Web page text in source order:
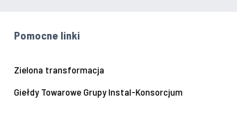
Pomocne linki
Zielona transformacja
Giełdy Towarowe Grupy Instal-Konsorcjum